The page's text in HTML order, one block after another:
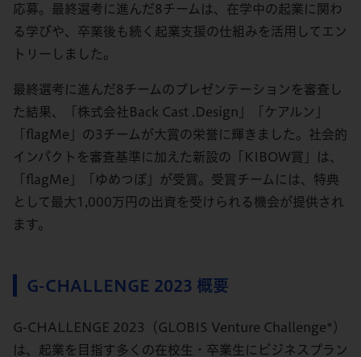
応募。最終選考に進んだ8チームは、在学中の起業に関わ
る学びや、卒業後も続く起業支援の仕組みを活用してエン
トリーしました。
最終選考に進んだ8チームのプレゼンテーションを審査し
た結果、「株式会社Back Cast .Design」「ケアルン」
「flagMe」の3チームが大賞の栄誉に輝きました。社会的
インパクトを審査基準に加えた新設の「KIBOW賞」は、
「flagMe」「ゆめつぼ」が受賞。受賞チームには、特典
として最大1,000万円の出資を受けられる機会が提供され
ます。
G-CHALLENGE 2023 概要
G-CHALLENGE 2023（GLOBIS Venture Challenge*）
は、起業を目指す多くの在校生・卒業生にビジネスプラン